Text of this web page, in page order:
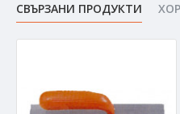
СВЪРЗАНИ ПРОДУКТИ